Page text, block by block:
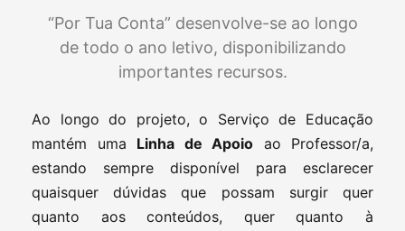
“Por Tua Conta” desenvolve-se ao longo
de todo o ano letivo, disponibilizando
importantes recursos.
Ao longo do projeto, o Serviço de Educação
mantém uma Linha de Apoio ao Professor/a,
estando sempre disponível para esclarecer
quaisquer dúvidas que possam surgir quer
quanto aos conteúdos, quer quanto à